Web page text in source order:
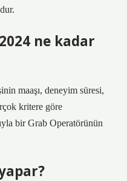
ne kadar
maaşı, deneyim süresi,
kritere göre
bir Grab Operatörünün